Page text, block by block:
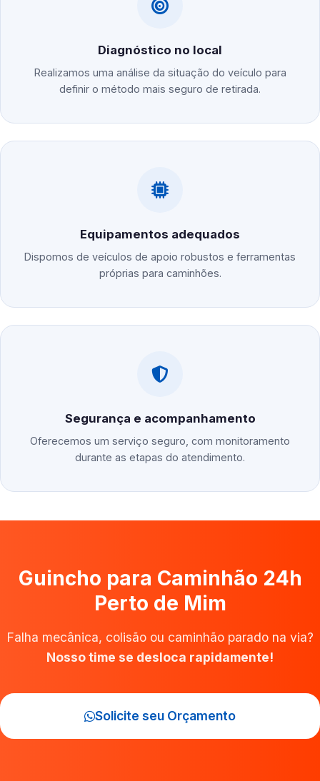
Diagnóstico no local
Realizamos uma análise da situação do veículo para
definir o método mais seguro de retirada.
Equipamentos adequados
Dispomos de veículos de apoio robustos e ferramentas
próprias para caminhões.
Segurança e acompanhamento
Oferecemos um serviço seguro, com monitoramento
durante as etapas do atendimento.
Guincho para Caminhão 24h
Perto de Mim
Falha mecânica, colisão ou caminhão parado na via?
Nosso time se desloca rapidamente!
Solicite seu Orçamento